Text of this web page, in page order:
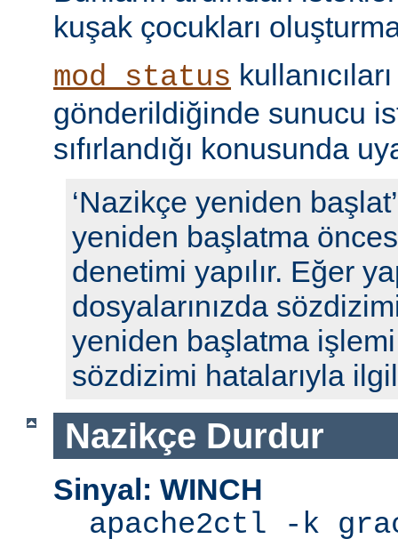
kuşak çocukları
mod_status
gönderildiğinde sunucu
sıfırlandığı konusunda
‘Nazikçe yeniden
yeniden başlatma
denetimi yapılır. Eğer
dosyalarınızda
yeniden başlatma
sözdizimi hatalarıyla
Nazikçe Durdur
Sinyal: WINCH
apache2ctl -k